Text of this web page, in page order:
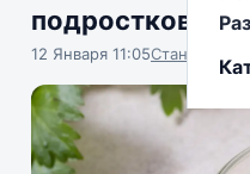
подростков
12 Января 11:05Станислав